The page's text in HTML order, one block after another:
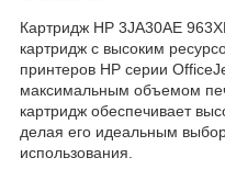
Картридж HP 3JA30AE
картридж с высоким
принтеров HP серии
максимальным объемом
картридж обеспечивает
делая его идеальным
использования.